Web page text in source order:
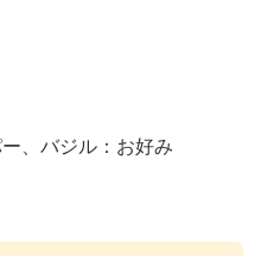
、バジル：お好み